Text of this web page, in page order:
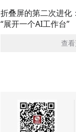
折叠屏的第二次进化
“展开一个AI工作台”
查